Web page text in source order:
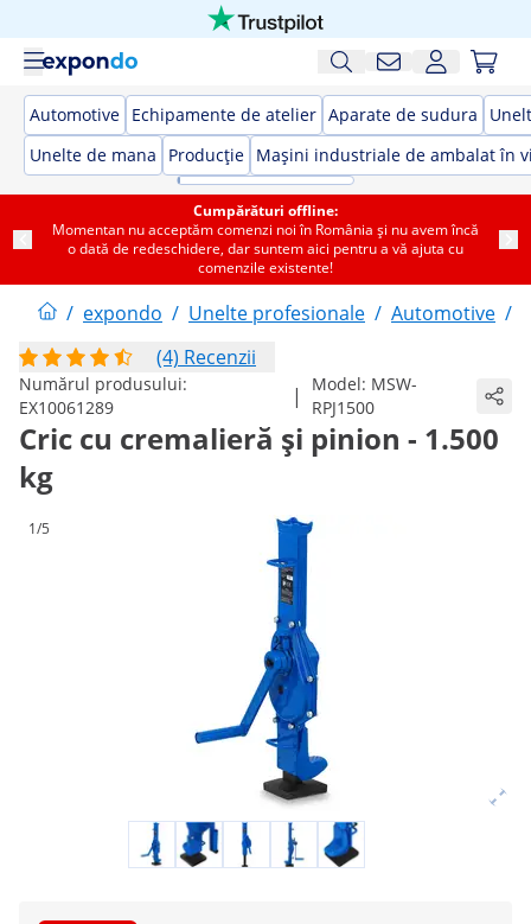
Automotive Echipamente de atelier Aparate de sudura
Unelte de mana
Producție Mașini industriale de ambalat în
Cumpărături offline:
Momentan nu acceptăm comenzi noi în România și nu avem încă
o dată de redeschidere, dar suntem aici pentru a vă ajuta cu
comenzile existente!
/ expondo / Unelte profesionale / Automotive /
(4) Recenzii
Numărul produsului:
EX10061289
| Model: MSW-
RPJ1500
Cric cu cremalieră și pinion - 1.500
kg
1/5